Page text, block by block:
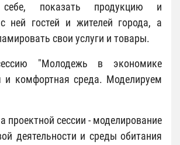
показать продукцию и
ней гостей и жителей города, а
свои услуги и товары.
"Молодежь в экономике
и комфортная среда. Моделируем
проектной сессии - моделирование
деятельности и среды обитания